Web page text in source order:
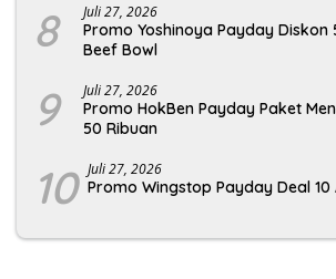
8 Juli 27, 2026
Promo Yoshinoya Payday Diskon
Beef Bowl
9 Juli 27, 2026
Promo HokBen Payday Paket
50 Ribuan
10 Juli 27, 2026
Promo Wingstop Payday Deal 10